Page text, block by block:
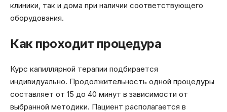
клиники, так и дома при наличии соответствующего
оборудования.
Как проходит процедура
Курс капиллярной терапии подбирается
индивидуально. Продолжительность одной процедуры
составляет от 15 до 40 минут в зависимости от
выбранной методики. Пациент располагается в